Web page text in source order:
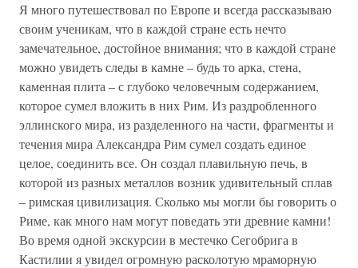
Я много путешествовал по Европе и всегда рассказываю
своим ученикам, что в каждой стране есть нечто
замечательное, достойное внимания; что в каждой стране
можно увидеть следы в камне – будь то арка, стена,
каменная плита – с глубоко человечным содержанием,
которое сумел вложить в них Рим. Из раздробленного
эллинского мира, из разделенного на части, фрагменты и
течения мира Александра Рим сумел создать единое
целое, соединить все. Он создал плавильную печь, в
которой из разных металлов возник удивительный сплав
– римская цивилизация. Сколько мы могли бы говорить о
Риме, как много нам могут поведать эти древние камни!
Во время одной экскурсии в местечко Сегобрига в
Кастилии я увидел огромную расколотую мраморную